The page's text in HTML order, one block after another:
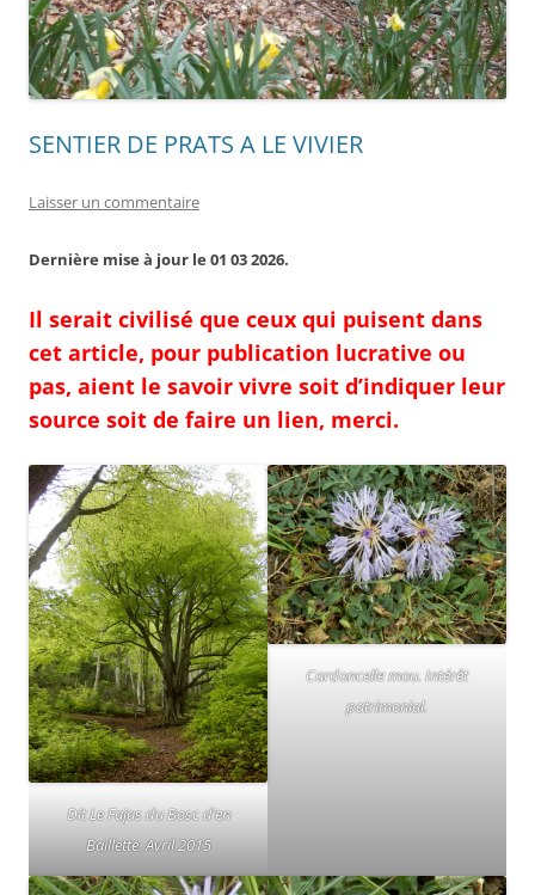
SENTIER DE PRATS A LE VIVIER
Laisser un commentaire
Dernière mise à jour le 01 03 2026.
Il serait civilisé que ceux qui puisent dans
cet article, pour publication lucrative ou
pas, aient le savoir vivre soit d’indiquer leur
source soit de faire un lien, merci.
Dit Le Fajas du Bosc d’en
Baillette. Avril 2015
Cardoncelle mou. Intérêt
patrimonial.